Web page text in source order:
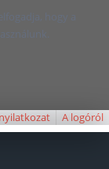
hogy a
A logóról